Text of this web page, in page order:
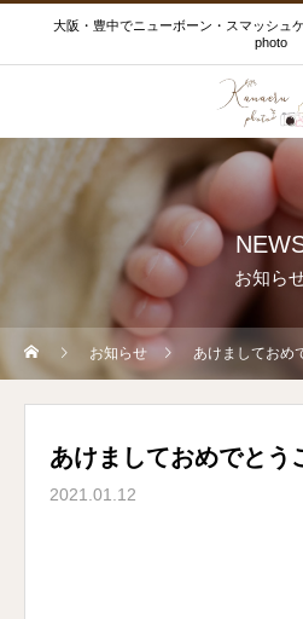
大阪・豊中でニューボーン・スマッシュ
photo
お知ら
お知らせ あけましておめ
あけましておめでとう
2021.01.12